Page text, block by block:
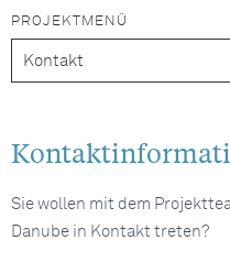
PROJEKTMENÜ
Sie wollen mit dem
Danube in Kontakt treten?